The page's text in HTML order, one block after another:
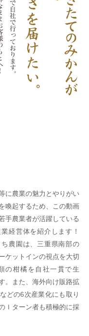
に農業の魅力とやりがい
喚起するため、この動画
手農業者が活躍している
経営体を紹介します！
農園は、三重県南部の
ケットインの視点を大切
の柑橘を自社一貫で生
。また、海外向け販路拡
どの6次産業化にも取り
Ｉターン者も積極的に採